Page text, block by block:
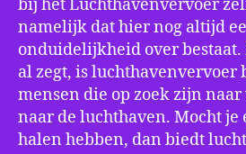
bij het Luchthavenvervoer
namelijk dat hier nog altijd
onduidelijkheid over bestaat.
al zegt, is luchthavenvervoer
mensen die op zoek zijn
naar de luchthaven. Mocht je
halen hebben, dan biedt